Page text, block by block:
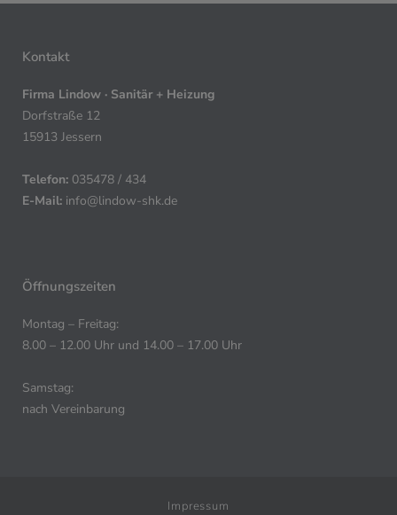
Kontakt
Firma Lindow · Sanitär + Heizung
Dorfstraße 12
15913 Jessern
Telefon: 035478 / 434
E-Mail: info@lindow-shk.de
Öffnungszeiten
Montag – Freitag:
8.00 – 12.00 Uhr und 14.00 – 17.00 Uhr
Samstag:
nach Vereinbarung
Impressum